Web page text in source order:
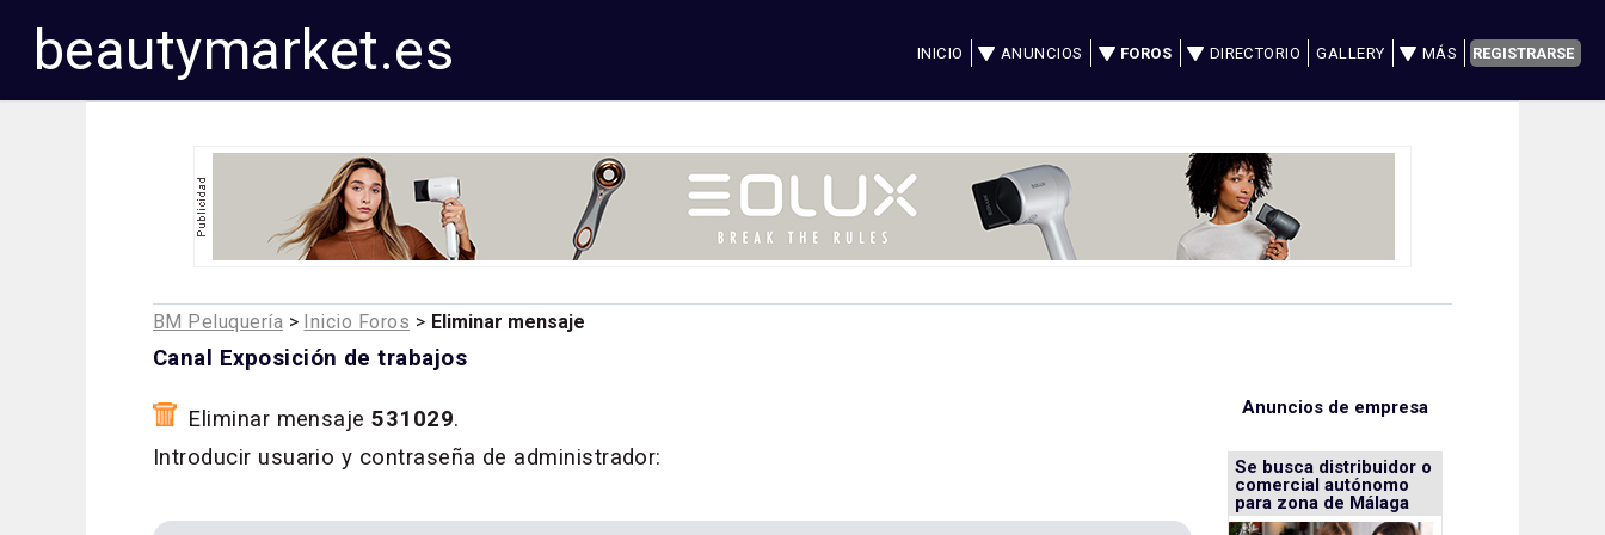
beautymarket.es INICIO ANUNCIOS FOROS DIRECTORIO GALLERY MÁS REGISTRARSE
BM Peluquería > Inicio Foros > Eliminar mensaje
Canal Exposición de trabajos
Eliminar mensaje531029.
Introducir usuario y contraseña de administrador:
Anuncios de empresa
Se busca distribuidor o
comercial autónomo
para zona de Málaga